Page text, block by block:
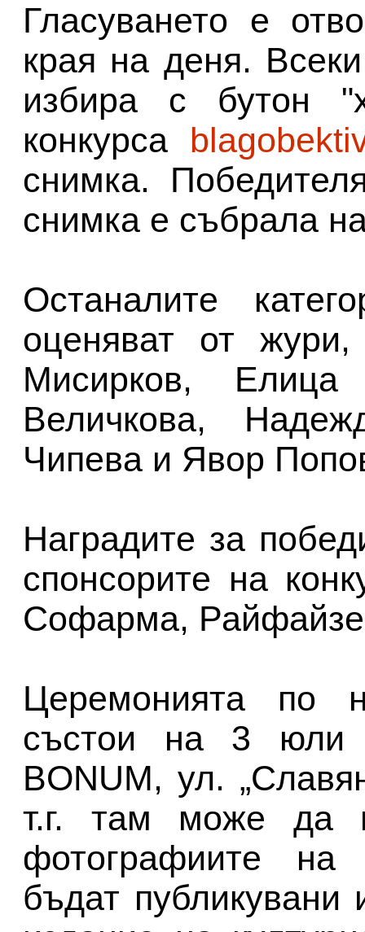
Гласуването е
края на деня.
избира с бутон
конкурса
снимка.
снимка е събрала
Останалите
оценяват от
Мисирков, Елица
Величкова,
Чипева и Явор
Наградите за
спонсорите на
Софарма,
Церемонията по
състои на 3 юли
BONUM, ул.
т.г. там може да
фотографиите
бъдат публикувани